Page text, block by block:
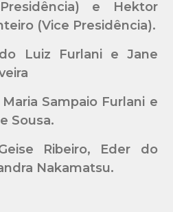
e Hektor
(Vice Presidência).
Luiz Furlani e Jane
Sampaio Furlani e
Sousa.
Ribeiro, Eder do
Nakamatsu.